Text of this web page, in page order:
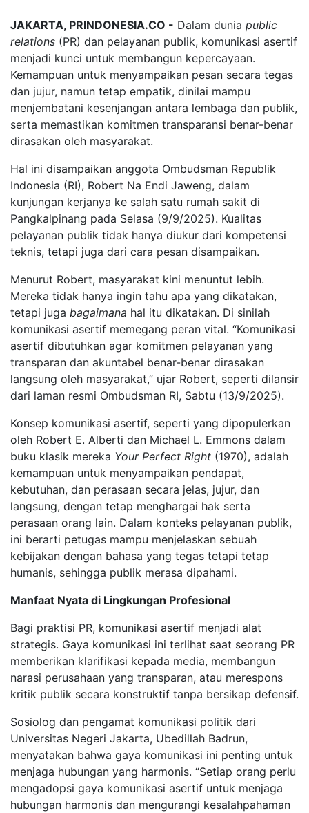
JAKARTA, PRINDONESIA.CO - Dalam dunia public
relations (PR) dan pelayanan publik, komunikasi asertif
menjadi kunci untuk membangun kepercayaan.
Kemampuan untuk menyampaikan pesan secara tegas
dan jujur, namun tetap empatik, dinilai mampu
menjembatani kesenjangan antara lembaga dan publik,
serta memastikan komitmen transparansi benar-benar
dirasakan oleh masyarakat.
Hal ini disampaikan anggota Ombudsman Republik
Indonesia (RI), Robert Na Endi Jaweng, dalam
kunjungan kerjanya ke salah satu rumah sakit di
Pangkalpinang pada Selasa (9/9/2025). Kualitas
pelayanan publik tidak hanya diukur dari kompetensi
teknis, tetapi juga dari cara pesan disampaikan.
Menurut Robert, masyarakat kini menuntut lebih.
Mereka tidak hanya ingin tahu apa yang dikatakan,
tetapi juga bagaimana hal itu dikatakan. Di sinilah
komunikasi asertif memegang peran vital. “Komunikasi
asertif dibutuhkan agar komitmen pelayanan yang
transparan dan akuntabel benar-benar dirasakan
langsung oleh masyarakat,” ujar Robert, seperti dilansir
dari laman resmi Ombudsman RI, Sabtu (13/9/2025).
Konsep komunikasi asertif, seperti yang dipopulerkan
oleh Robert E. Alberti dan Michael L. Emmons dalam
buku klasik mereka Your Perfect Right (1970), adalah
kemampuan untuk menyampaikan pendapat,
kebutuhan, dan perasaan secara jelas, jujur, dan
langsung, dengan tetap menghargai hak serta
perasaan orang lain. Dalam konteks pelayanan publik,
ini berarti petugas mampu menjelaskan sebuah
kebijakan dengan bahasa yang tegas tetapi tetap
humanis, sehingga publik merasa dipahami.
Manfaat Nyata di Lingkungan Profesional
Bagi praktisi PR, komunikasi asertif menjadi alat
strategis. Gaya komunikasi ini terlihat saat seorang PR
memberikan klarifikasi kepada media, membangun
narasi perusahaan yang transparan, atau merespons
kritik publik secara konstruktif tanpa bersikap defensif.
Sosiolog dan pengamat komunikasi politik dari
Universitas Negeri Jakarta, Ubedillah Badrun,
menyatakan bahwa gaya komunikasi ini penting untuk
menjaga hubungan yang harmonis. “Setiap orang perlu
mengadopsi gaya komunikasi asertif untuk menjaga
hubungan harmonis dan mengurangi kesalahpahaman